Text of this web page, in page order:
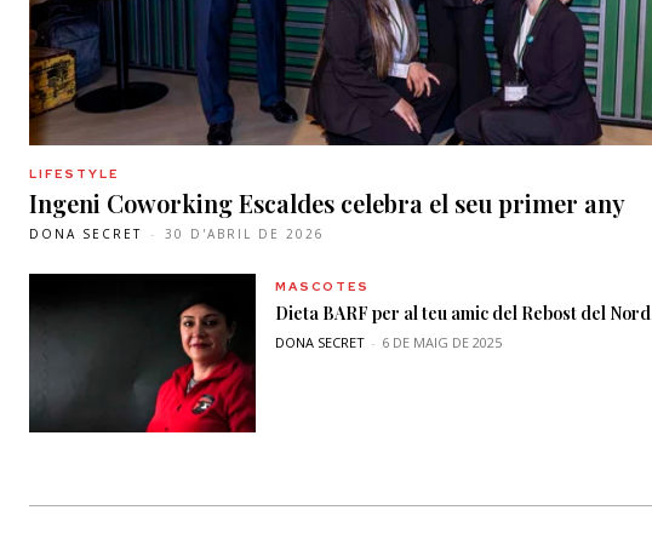
LIFESTYLE
Ingeni Coworking Escaldes celebra el seu primer any
DONA SECRET - 30 D'ABRIL DE 2026
MASCOTES
Dieta BARF per al teu amic del Rebost del Nord
DONA SECRET - 6 DE MAIG DE 2025